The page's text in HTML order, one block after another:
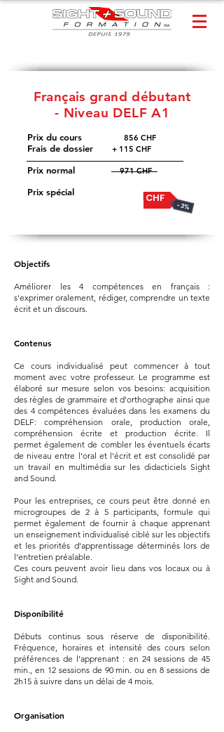
Français grand débutant
- Niveau DELF A1
Prix du cours 856 CHF
Frais de dossier + 115 CHF
Prix normal971 CHF
Prix spécial 942 CHF
Objectifs
Améliorer les 4 compétences en français :
s'exprimer oralement, rédiger, comprendre un texte
écrit et un discours.
Contenus
Ce cours individualisé peut commencer à tout
moment avec votre professeur. Le programme est
élaboré sur mesure selon vos besoins: acquisition
des règles de grammaire et d'orthographe ainsi que
des 4 compétences évaluées dans les examens du
DELF: compréhension orale, production orale,
compréhension écrite et production écrite. Il
permet également de combler les éventuels écarts
de niveau entre l'oral et l'écrit et est consolidé par
un travail en multimédia sur les didacticiels Sight
and Sound.
Pour les entreprises, ce cours peut être donné en
microgroupes de 2 à 5 participants, formule qui
permet également de fournir à chaque apprenant
un enseignement individualisé ciblé sur les objectifs
et les priorités d'apprentissage déterminés lors de
l'entretien préalable.
Ces cours peuvent avoir lieu dans vos locaux ou à
Sight and Sound.
Disponibilité
Débuts continus sous réserve de disponibilité.
Fréquence, horaires et intensité des cours selon
préférences de l’apprenant : en 24 sessions de 45
min., en 12 sessions de 90 min. ou en 8 sessions de
2h15 à suivre dans un délai de 4 mois.
Organisation